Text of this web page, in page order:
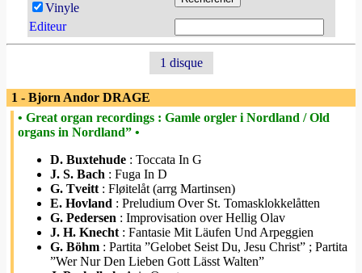
Vinyle
Editeur
1 disque
1 - Bjorn Andor DRAGE
• Great organ recordings : Gamle orgler i Nordland / Old
organs in Nordland” •
D. Buxtehude : Toccata In G
J. S. Bach : Fuga In D
G. Tveitt : Fløitelåt (arrg Martinsen)
E. Hovland : Preludium Over St. Tomasklokkelåtten
G. Pedersen : Improvisation over Hellig Olav
J. H. Knecht : Fantasie Mit Läufen Und Arpeggien
G. Böhm : Partita ”Gelobet Seist Du, Jesu Christ” ; Partita
”Wer Nur Den Lieben Gott Lässt Walten”